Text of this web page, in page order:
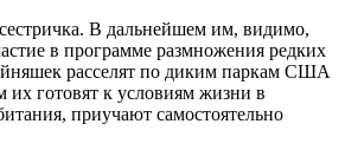
В дальнейшем им, видимо,
в программе размножения редких
расселят по диким паркам США
их готовят к условиям жизни в
приучают самостоятельно